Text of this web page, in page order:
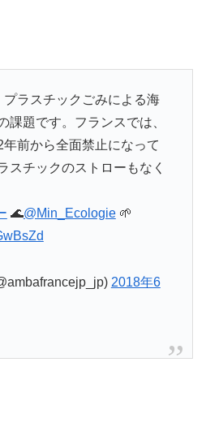
プラスチックごみによる海
課題です。フランスでは、
前から全面禁止になって
スチックのストローもなく
🌊@Min_Ecologie🌱
2018年6